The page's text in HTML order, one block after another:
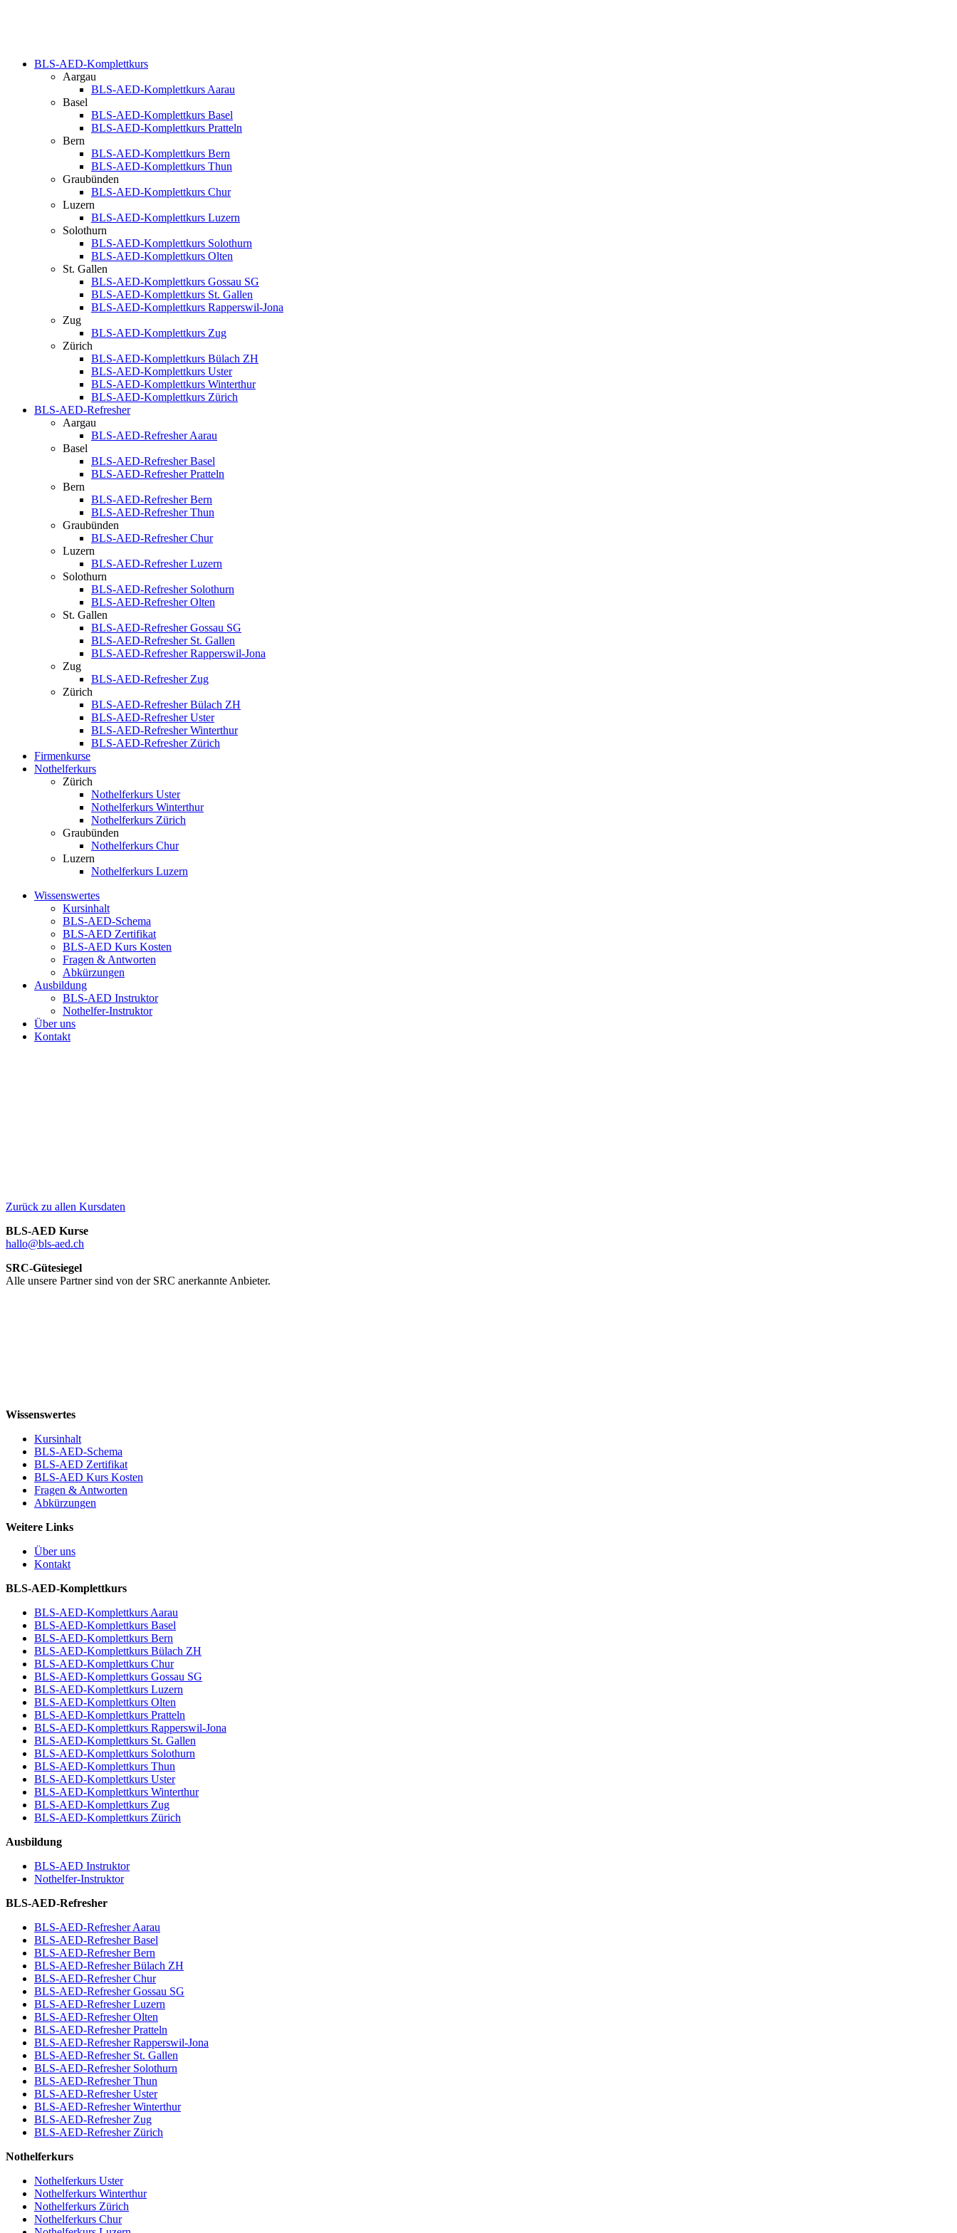
BLS-AED-Komplettkurs
Aargau
BLS-AED-Komplettkurs Aarau
Basel
BLS-AED-Komplettkurs Basel
BLS-AED-Komplettkurs Pratteln
Bern
BLS-AED-Komplettkurs Bern
BLS-AED-Komplettkurs Thun
Graubünden
BLS-AED-Komplettkurs Chur
Luzern
BLS-AED-Komplettkurs Luzern
Solothurn
BLS-AED-Komplettkurs Solothurn
BLS-AED-Komplettkurs Olten
St. Gallen
BLS-AED-Komplettkurs Gossau SG
BLS-AED-Komplettkurs St. Gallen
BLS-AED-Komplettkurs Rapperswil-Jona
Zug
BLS-AED-Komplettkurs Zug
Zürich
BLS-AED-Komplettkurs Bülach ZH
BLS-AED-Komplettkurs Uster
BLS-AED-Komplettkurs Winterthur
BLS-AED-Komplettkurs Zürich
BLS-AED-Refresher
Aargau
BLS-AED-Refresher Aarau
Basel
BLS-AED-Refresher Basel
BLS-AED-Refresher Pratteln
Bern
BLS-AED-Refresher Bern
BLS-AED-Refresher Thun
Graubünden
BLS-AED-Refresher Chur
Luzern
BLS-AED-Refresher Luzern
Solothurn
BLS-AED-Refresher Solothurn
BLS-AED-Refresher Olten
St. Gallen
BLS-AED-Refresher Gossau SG
BLS-AED-Refresher St. Gallen
BLS-AED-Refresher Rapperswil-Jona
Zug
BLS-AED-Refresher Zug
Zürich
BLS-AED-Refresher Bülach ZH
BLS-AED-Refresher Uster
BLS-AED-Refresher Winterthur
BLS-AED-Refresher Zürich
Firmenkurse
Nothelferkurs
Zürich
Nothelferkurs Uster
Nothelferkurs Winterthur
Nothelferkurs Zürich
Graubünden
Nothelferkurs Chur
Luzern
Nothelferkurs Luzern
Wissenswertes
Kursinhalt
BLS-AED-Schema
BLS-AED Zertifikat
BLS-AED Kurs Kosten
Fragen & Antworten
Abkürzungen
Ausbildung
BLS-AED Instruktor
Nothelfer-Instruktor
Über uns
Kontakt
Zurück zu allen Kursdaten
BLS-AED Kurse
hallo@bls-aed.ch
SRC-Gütesiegel
Alle unsere Partner sind von der SRC anerkannte Anbieter.
Wissenswertes
Kursinhalt
BLS-AED-Schema
BLS-AED Zertifikat
BLS-AED Kurs Kosten
Fragen & Antworten
Abkürzungen
Weitere Links
Über uns
Kontakt
BLS-AED-Komplettkurs
BLS-AED-Komplettkurs Aarau
BLS-AED-Komplettkurs Basel
BLS-AED-Komplettkurs Bern
BLS-AED-Komplettkurs Bülach ZH
BLS-AED-Komplettkurs Chur
BLS-AED-Komplettkurs Gossau SG
BLS-AED-Komplettkurs Luzern
BLS-AED-Komplettkurs Olten
BLS-AED-Komplettkurs Pratteln
BLS-AED-Komplettkurs Rapperswil-Jona
BLS-AED-Komplettkurs St. Gallen
BLS-AED-Komplettkurs Solothurn
BLS-AED-Komplettkurs Thun
BLS-AED-Komplettkurs Uster
BLS-AED-Komplettkurs Winterthur
BLS-AED-Komplettkurs Zug
BLS-AED-Komplettkurs Zürich
Ausbildung
BLS-AED Instruktor
Nothelfer-Instruktor
BLS-AED-Refresher
BLS-AED-Refresher Aarau
BLS-AED-Refresher Basel
BLS-AED-Refresher Bern
BLS-AED-Refresher Bülach ZH
BLS-AED-Refresher Chur
BLS-AED-Refresher Gossau SG
BLS-AED-Refresher Luzern
BLS-AED-Refresher Olten
BLS-AED-Refresher Pratteln
BLS-AED-Refresher Rapperswil-Jona
BLS-AED-Refresher St. Gallen
BLS-AED-Refresher Solothurn
BLS-AED-Refresher Thun
BLS-AED-Refresher Uster
BLS-AED-Refresher Winterthur
BLS-AED-Refresher Zug
BLS-AED-Refresher Zürich
Nothelferkurs
Nothelferkurs Uster
Nothelferkurs Winterthur
Nothelferkurs Zürich
Nothelferkurs Chur